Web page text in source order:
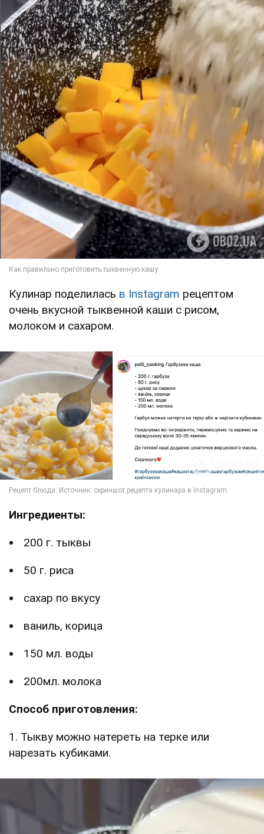
Кулинар поделилась в Instagram рецептом
очень вкусной тыквенной каши с рисом,
молоком и сахаром.
Ингредиенты:
200 г. тыквы
50 г. риса
сахар по вкусу
ваниль, корица
150 мл. воды
200мл. молока
Способ приготовления:
1. Тыкву можно натереть на терке или
нарезать кубиками.